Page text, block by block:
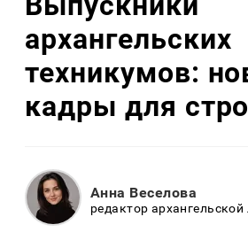
архангельских
техникумов:
кадры для
Анна Веселова
редактор архангельской